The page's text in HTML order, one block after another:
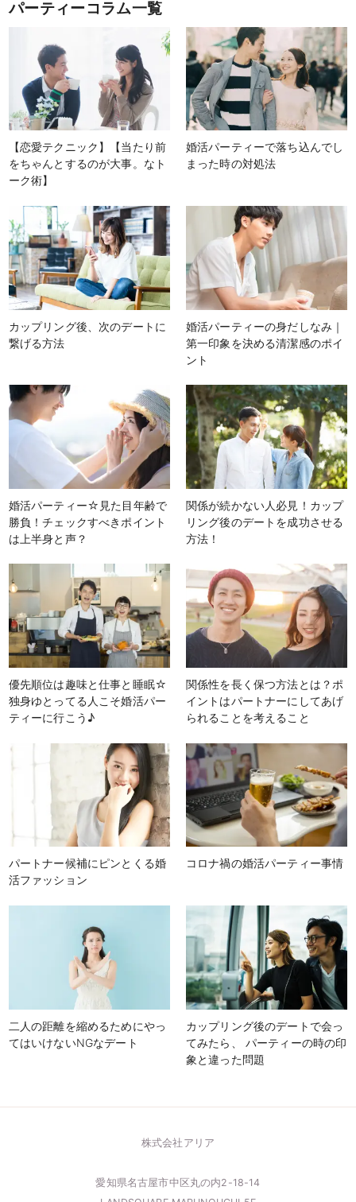
パーティーコラム一覧
【恋愛テクニック】【当たり前
をちゃんとするのが大事。なト
ーク術】
婚活パーティーで落ち込んでし
まった時の対処法
カップリング後、次のデートに
繋げる方法
婚活パーティーの身だしなみ｜
第一印象を決める清潔感のポイ
ント
婚活パーティー☆見た目年齢で
勝負！チェックすべきポイント
は上半身と声？
関係が続かない人必見！カップ
リング後のデートを成功させる
方法！
優先順位は趣味と仕事と睡眠☆
独身ゆとってる人こそ婚活パー
ティーに行こう♪
関係性を長く保つ方法とは？ポ
イントはパートナーにしてあげ
られることを考えること
パートナー候補にピンとくる婚
活ファッション
コロナ禍の婚活パーティー事情
二人の距離を縮めるためにやっ
てはいけないNGなデート
カップリング後のデートで会っ
てみたら、 パーティーの時の印
象と違った問題
株式会社アリア
愛知県名古屋市中区丸の内2-18-14